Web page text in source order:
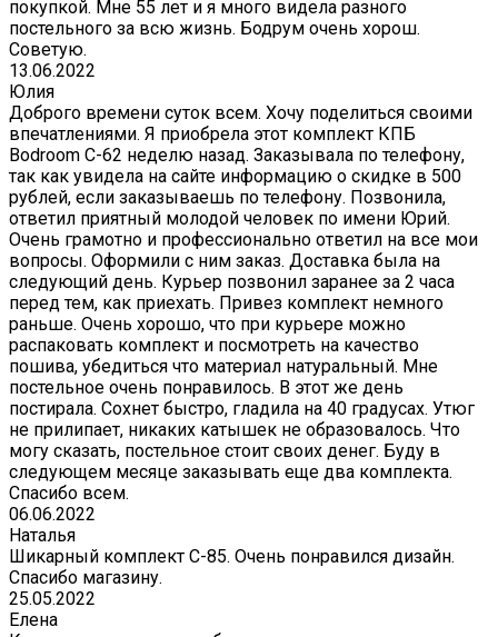
покупкой. Мне 55 лет и я много видела разного
постельного за всю жизнь. Бодрум очень хорош.
Советую.
13.06.2022
Юлия
Доброго времени суток всем. Хочу поделиться своими
впечатлениями. Я приобрела этот комплект КПБ
Bodroom C-62 неделю назад. Заказывала по телефону,
так как увидела на сайте информацию о скидке в 500
рублей, если заказываешь по телефону. Позвонила,
ответил приятный молодой человек по имени Юрий.
Очень грамотно и профессионально ответил на все мои
вопросы. Оформили с ним заказ. Доставка была на
следующий день. Курьер позвонил заранее за 2 часа
перед тем, как приехать. Привез комплект немного
раньше. Очень хорошо, что при курьере можно
распаковать комплект и посмотреть на качество
пошива, убедиться что материал натуральный. Мне
постельное очень понравилось. В этот же день
постирала. Сохнет быстро, гладила на 40 градусах. Утюг
не прилипает, никаких катышек не образовалось. Что
могу сказать, постельное стоит своих денег. Буду в
следующем месяце заказывать еще два комплекта.
Спасибо всем.
06.06.2022
Наталья
Шикарный комплект C-85. Очень понравился дизайн.
Спасибо магазину.
25.05.2022
Елена